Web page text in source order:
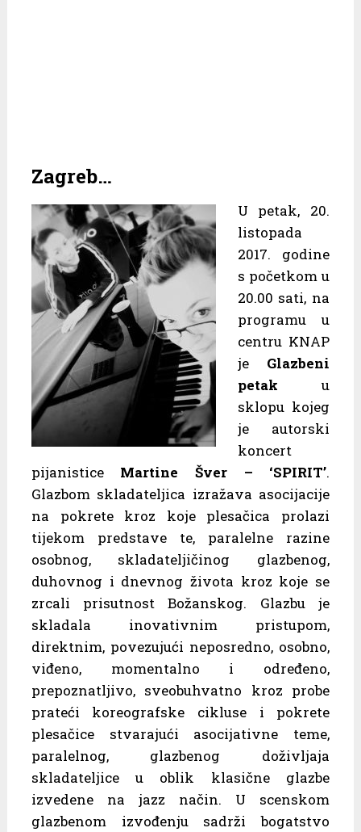
Zagreb…
U petak, 20.
listopada
2017. godine
s početkom u
20.00 sati, na
programu u
centru KNAP
je Glazbeni
petak u
sklopu kojeg
je autorski
koncert
pijanistice Martine Šver – ‘SPIRIT’.
Glazbom skladateljica izražava asocijacije
na pokrete kroz koje plesačica prolazi
tijekom predstave te, paralelne razine
osobnog, skladateljičinog glazbenog,
duhovnog i dnevnog života kroz koje se
zrcali prisutnost Božanskog. Glazbu je
skladala inovativnim pristupom,
direktnim, povezujući neposredno, osobno,
viđeno, momentalno i određeno,
prepoznatljivo, sveobuhvatno kroz probe
prateći koreografske cikluse i pokrete
plesačice stvarajući asocijativne teme,
paralelnog, glazbenog doživljaja
skladateljice u oblik klasične glazbe
izvedene na jazz način. U scenskom
glazbenom izvođenju sadrži bogatstvo